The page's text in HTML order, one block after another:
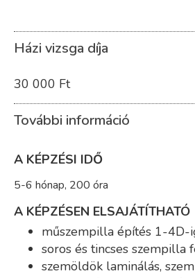
Házi vizsga díja
30 000 Ft
További információ
A KÉPZÉSI IDŐ
5-6 hónap, 200 óra
A KÉPZÉSEN ELSAJÁTÍTHATÓ
műszempilla építés 1-4D-
soros és tincses szempilla
szemöldök laminálás,